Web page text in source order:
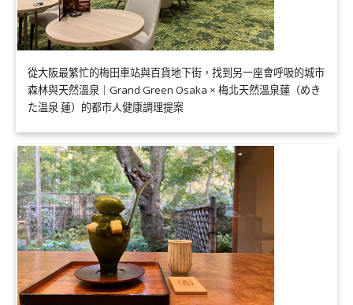
從大阪最繁忙的梅田車站與百貨地下街，找到另一座會呼吸的城市
森林與天然溫泉｜Grand Green Osaka × 梅北天然溫泉蓮（めき
た温泉 蓮）的都市人健康調理提案